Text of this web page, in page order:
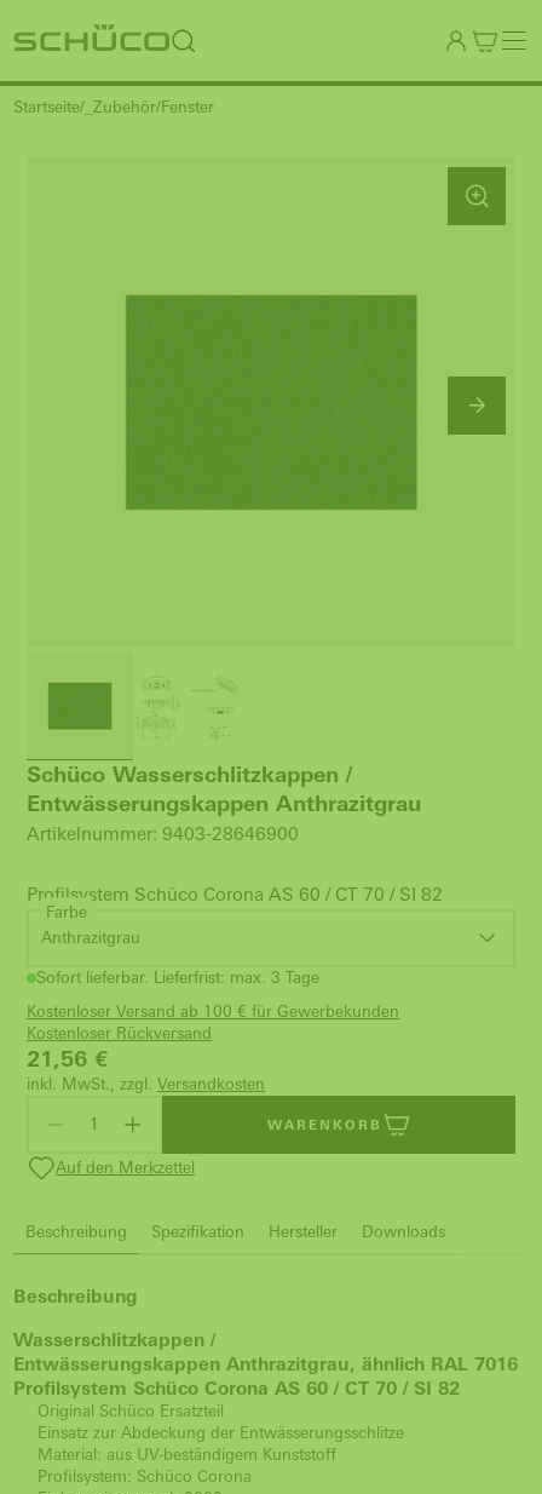
Startseite _Zubehör Fenster
Schüco Wasserschlitzkappen /
Entwässerungskappen Anthrazitgrau
Artikelnummer: 9403-28646900
Profilsystem Schüco Corona AS 60 / CT 70 / SI 82
Farbe
Anthrazitgrau
Sofort lieferbar. Lieferfrist: max. 3 Tage
Kostenloser Versand ab 100 € für Gewerbekunden
Kostenloser Rückversand
21,56 €
inkl. MwSt., zzgl. Versandkosten
WARENKORB
Auf den Merkzettel
Beschreibung Spezifikation Hersteller Downloads
Beschreibung
Wasserschlitzkappen /
Entwässerungskappen Anthrazitgrau, ähnlich RAL 7016
Profilsystem Schüco Corona AS 60 / CT 70 / SI 82
Original Schüco Ersatzteil
Einsatz zur Abdeckung der Entwässerungsschlitze
Material: aus UV-beständigem Kunststoff
Profilsystem: Schüco Corona